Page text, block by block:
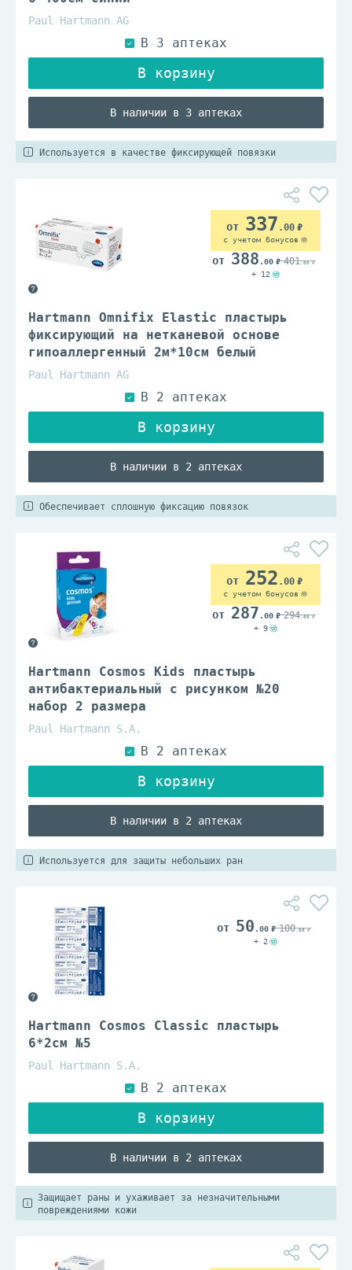
Paul Hartmann AG
В наличии в 3 аптеках
Используется в качестве фиксирующей повязки
Hartmann Omnifix Elastic пластырь
фиксирующий на нетканевой основе
гипоаллергенный 2м*10см белый
Paul Hartmann AG
В наличии в 2 аптеках
337 .00
с учетом бонусов
388 .00 401.00
+ 12
Обеспечивает сплошную фиксацию повязок
Hartmann Cosmos Kids пластырь
антибактериальный с рисунком №20
набор 2 размера
Paul Hartmann S.A.
В наличии в 2 аптеках
252 .00
с учетом бонусов
287 .00 294.00
+ 9
Используется для защиты небольших ран
Hartmann Cosmos Classic пластырь
6*2см №5
Paul Hartmann S.A.
В наличии в 2 аптеках
50 .00 100.00
+ 2
Защищает раны и ухаживает за незначительными
повреждениями кожи